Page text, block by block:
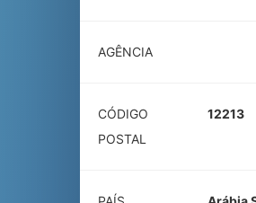
AGÊNCIA
CÓDIGO
POSTAL
12213